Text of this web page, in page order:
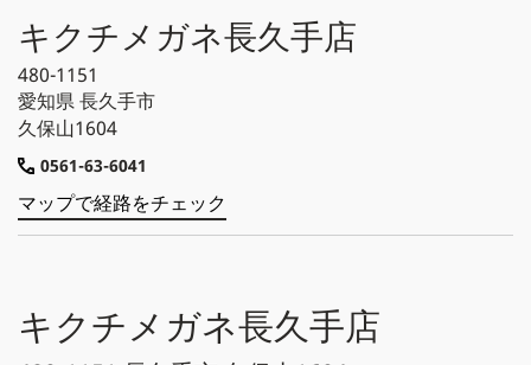
キクチメガネ長久手店
480-1151
愛知県長久手市
久保山1604
0561-63-6041
マップで経路をチェック
キクチメガネ長久手店